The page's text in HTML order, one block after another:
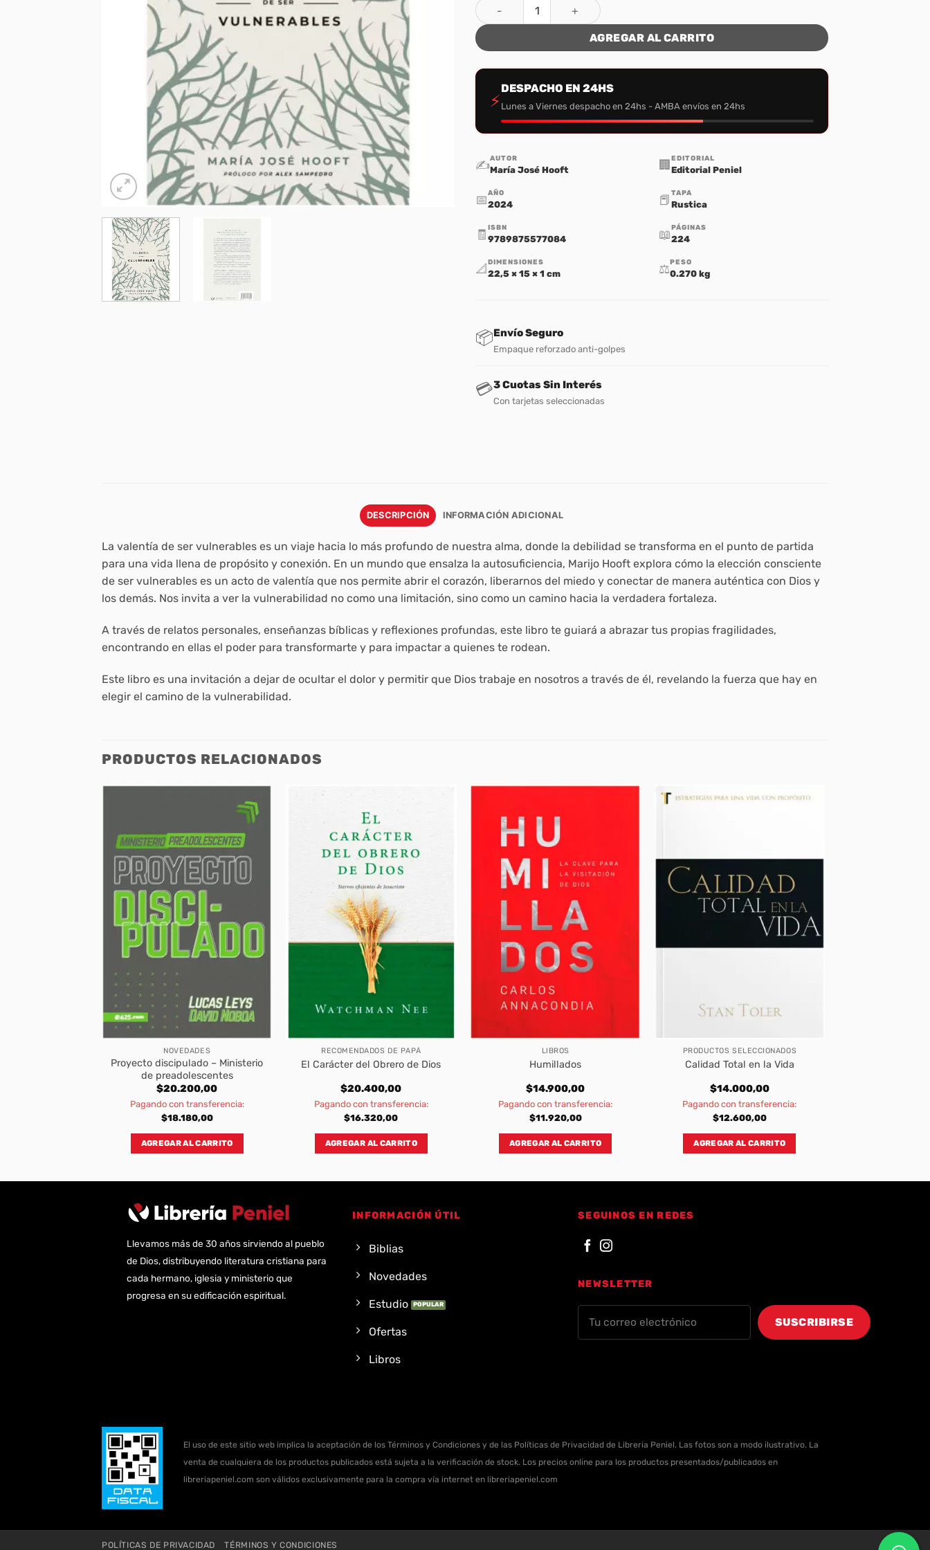
La valentia de ser vulnerables cantidad
AGREGAR AL CARRITO
⚡
DESPACHO EN 24HS
Lunes a Viernes despacho en 24hs - AMBA envíos en 24hs
✍️AUTOR
María José Hooft 🏢 EDITORIAL
Editorial Peniel
📅AÑO
2024 📕 TAPA
Rustica
🧾 ISBN
9789875577084 📖PÁGINAS
224
📐 DIMENSIONES
22,5 × 15 × 1 cm ⚖️PESO
0.270 kg
📦Envío Seguro
Empaque reforzado anti-golpes
💳3 Cuotas Sin Interés
Con tarjetas seleccionadas
DESCRIPCIÓN INFORMACIÓN ADICIONAL
La valentía de ser vulnerables es un viaje hacia lo más profundo de nuestra alma, donde la debilidad se transforma en el punto de partida
para una vida llena de propósito y conexión. En un mundo que ensalza la autosuficiencia, Marijo Hooft explora cómo la elección consciente
de ser vulnerables es un acto de valentía que nos permite abrir el corazón, liberarnos del miedo y conectar de manera auténtica con Dios y
los demás. Nos invita a ver la vulnerabilidad no como una limitación, sino como un camino hacia la verdadera fortaleza.
A través de relatos personales, enseñanzas bíblicas y reflexiones profundas, este libro te guiará a abrazar tus propias fragilidades,
encontrando en ellas el poder para transformarte y para impactar a quienes te rodean.
Este libro es una invitación a dejar de ocultar el dolor y permitir que Dios trabaje en nosotros a través de él, revelando la fuerza que hay en
elegir el camino de la vulnerabilidad.
PRODUCTOS RELACIONADOS
NOVEDADES
Proyecto discipulado – Ministerio
de preadolescentes
$20.200,00
Pagando con transferencia:
$18.180,00
AGREGAR AL CARRITO
RECOMENDADOS DE PAPÁ
El Carácter del Obrero de Dios
$20.400,00
Pagando con transferencia:
$16.320,00
AGREGAR AL CARRITO
LIBROS
Humillados
$14.900,00
Pagando con transferencia:
$11.920,00
AGREGAR AL CARRITO
PRODUCTOS SELECCIONADOS
Calidad Total en la Vida
$14.000,00
Pagando con transferencia:
$12.600,00
AGREGAR AL CARRITO
Llevamos más de 30 años sirviendo al pueblo
de Dios, distribuyendo literatura cristiana para
cada hermano, iglesia y ministerio que
progresa en su edificación espiritual.
INFORMACIÓN ÚTIL
Biblias
Novedades
Estudio
Ofertas
Libros
SEGUINOS EN REDES
NEWSLETTER
El uso de este sitio web implica la aceptación de los Términos y Condiciones y de las Políticas de Privacidad de Libreria Peniel. Las fotos son a modo ilustrativo. La
venta de cualquiera de los productos publicados está sujeta a la verificación de stock. Los precios online para los productos presentados/publicados en
libreriapeniel.com son válidos exclusivamente para la compra vía internet en libreriapeniel.com
POLÍTICAS DE PRIVACIDAD TÉRMINOS Y CONDICIONES